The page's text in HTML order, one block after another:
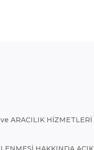
ARACILIK HİZMETLERİ